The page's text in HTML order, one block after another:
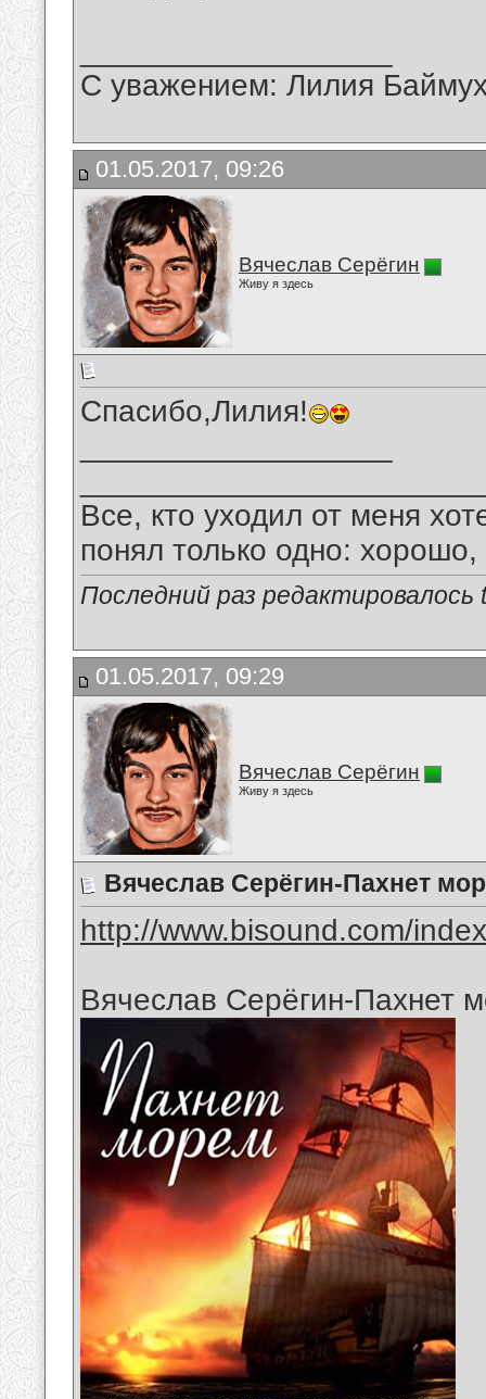
С уважением: Лилия
01.05.2017, 09:26
Вячеслав Серёгин
Живу я здесь
Спасибо,Лилия!
Все, кто уходил от меня
понял только одно:
Последний раз
01.05.2017, 09:29
Вячеслав Серёгин
Живу я здесь
Вячеслав Серёгин-Пахнет
http://www.bisound.com/
Вячеслав Серёгин-Пахнет